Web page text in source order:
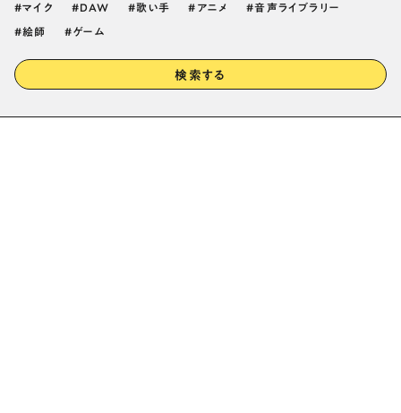
マイク DAW 歌い手 アニメ 音声ライブラリー
絵師 ゲーム
検索する